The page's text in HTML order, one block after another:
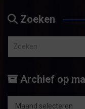
Zoeken
k
Archief op